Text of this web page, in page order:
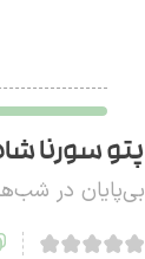
پتو سورنا
بی‌پایان در